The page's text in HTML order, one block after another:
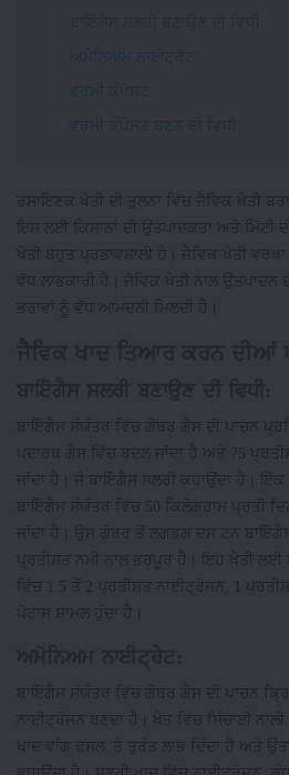
ਬਾਇੋਗੈਸ ਸਲਰੀ ਬਣਾਉਣ ਦੀ ਵਿਧੀ:
ਅਮੋਨਿਅਮ ਨਾਈਟ੍ਰੇਟ:
ਵਰਮੀ ਕੰਪੋਸਟ:
ਵਰਮੀ ਕੰਪੋਸਟ ਬਣਨ ਦੀ ਵਿਧੀ:
ਰਸਾਇਣਕ ਖੇਤੀ ਦੀ ਤੁਲਨਾ ਵਿੱਚ ਜੈਵਿਕ ਖੇਤੀ
ਇਸ ਲਈ ਕਿਸਾਨਾਂ ਦੀ ਉਤਪਾਦਕਤਾ ਅਤੇ ਮਿੱਟੀ
ਖੇਤੀ ਬਹੁਤ ਪ੍ਰਭਾਵਸ਼ਾਲੀ ਹੈ। ਜੈਵਿਕ ਖੇਤੀ
ਵੱਧ ਲਾਭਕਾਰੀ ਹੈ। ਜੈਵਿਕ ਖੇਤੀ ਨਾਲ ਉਤਪਾਦਨ
ਭਰਾਵਾਂ ਨੂੰ ਵੱਧ ਆਮਦਨੀ ਮਿਲਦੀ ਹੈ।
ਬਾਇੋਗੈਸ ਸੰਯੰਤਰ ਵਿੱਚ ਗੋਬਰ ਗੈਸ ਦੀ ਪਾਚਨ
ਪਦਾਰਥ ਗੈਸ ਵਿੱਚ ਬਦਲ ਜਾਂਦਾ ਹੈ ਅਤੇ 75
ਜਾਂਦਾ ਹੈ। ਜੋ ਬਾਇੋਗੈਸ ਸਲਰੀ ਕਹਾਉਂਦਾ ਹੈ। ਇੱਕ
ਬਾਇੋਗੈਸ ਸੰਯੰਤਰ ਵਿੱਚ 50 ਕਿਲੋਗ੍ਰਾਮ ਪ੍ਰਤੀ
ਜਾਂਦਾ ਹੈ। ਉਸ ਗੋਬਰ ਤੋਂ ਲਗਭਗ ਦਸ ਟਨ ਬਾਇੋਗੈਸ
ਪ੍ਰਤੀਸ਼ਤ ਨਮੀ ਨਾਲ ਭਰਪੂਰ ਹੈ। ਇਹ ਖੇਤੀ
ਵਿੱਚ 1.5 ਤੋਂ 2 ਪ੍ਰਤੀਸ਼ਤ ਨਾਈਟ੍ਰੋਜਨ, 1
ਪੋਟਾਸ ਸ਼ਾਮਲ ਹੁੰਦਾ ਹੈ।
ਬਾਇੋਗੈਸ ਸੰਯੰਤਰ ਵਿੱਚ ਗੋਬਰ ਗੈਸ ਦੀ ਪਾਚਨ
ਨਾਈਟ੍ਰੋਜਨ ਬਣਦਾ ਹੈ। ਖੇਤ ਵਿੱਚ ਸਿੰਚਾਈ
ਖਾਦ ਵਾਂਗ ਫਸਲ 'ਤੇ ਤੁਰੰਤ ਲਾਭ ਦਿੰਦਾ ਹੈ ਅਤੇ